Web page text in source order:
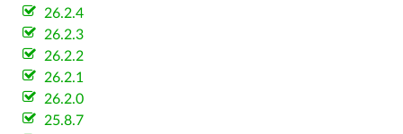
26.2.4
26.2.3
26.2.2
26.2.1
26.2.0
25.8.7